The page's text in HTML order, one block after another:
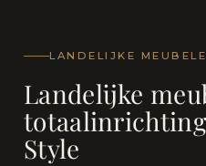
LANDELIJKE
Landelijke
Style